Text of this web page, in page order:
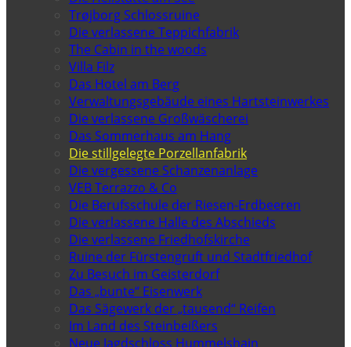
Trøjborg Schlossruine
Die verlassene Teppichfabrik
The Cabin in the woods
Villa Filz
Das Hotel am Berg
Verwaltungsgebäude eines Hartsteinwerkes
Die verlassene Großwäscherei
Das Sommerhaus am Hang
Die stillgelegte Porzellanfabrik
Die vergessene Schanzenanlage
VEB Terrazzo & Co
Die Berufsschule der Riesen-Erdbeeren
Die verlassene Halle des Abschieds
Die verlassene Friedhofskirche
Ruine der Fürstengruft und Stadtfriedhof
Zu Besuch im Geisterdorf
Das „bunte“ Eisenwerk
Das Sägewerk der „tausend“ Reifen
Im Land des Steinbeißers
Neue Jagdschloss Hummelshain